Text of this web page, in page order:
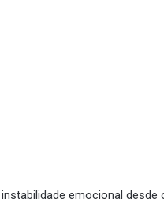
emocional